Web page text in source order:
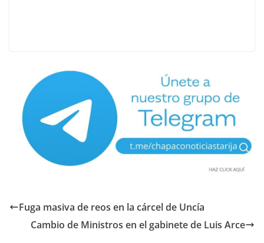
Fuga masiva de reos en la cárcel de Uncía
Cambio de Ministros en el gabinete de Luis Arce